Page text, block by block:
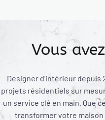
Vous
Designer d’intérieur depuis
projets résidentiels sur
un service clé en main. Que
transformer votre